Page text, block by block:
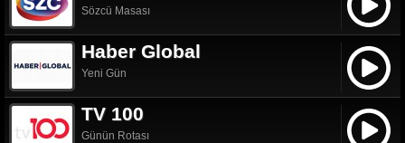
Sözcü Masası
Haber Global
Yeni Gün
TV 100
Günün Rotası